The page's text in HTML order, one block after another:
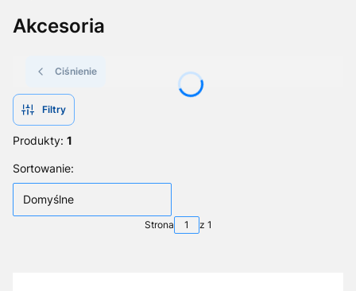
Akcesoria
Ciśnienie
Filtry
Produkty: 1
Lista produktów
Sortowanie:
Domyślne
Strona z 1